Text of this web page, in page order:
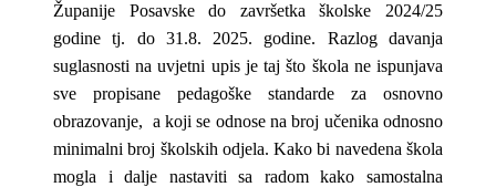
Županije Posavske do završetka školske 2024/25
godine tj. do 31.8. 2025. godine. Razlog davanja
suglasnosti na uvjetni upis je taj što škola ne ispunjava
sve propisane pedagoške standarde za osnovno
obrazovanje, a koji se odnose na broj učenika odnosno
minimalni broj školskih odjela. Kako bi navedena škola
mogla i dalje nastaviti sa radom kako samostalna